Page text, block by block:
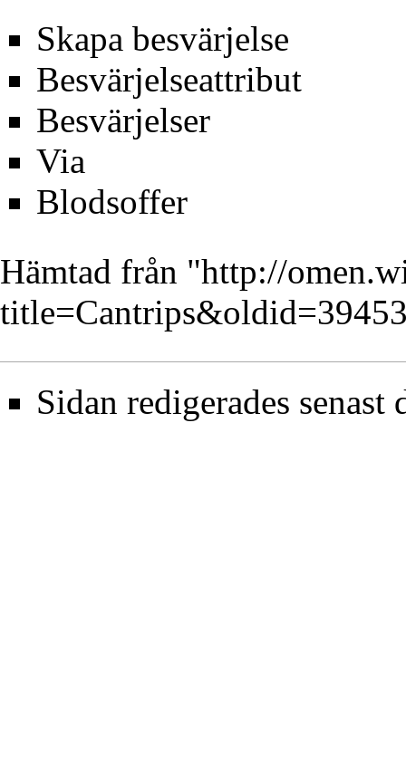
Skapa besvärjelse
Besvärjelseattribut
Besvärjelser
Via
Blodsoffer
Hämtad från "http://
Sidan redigerades